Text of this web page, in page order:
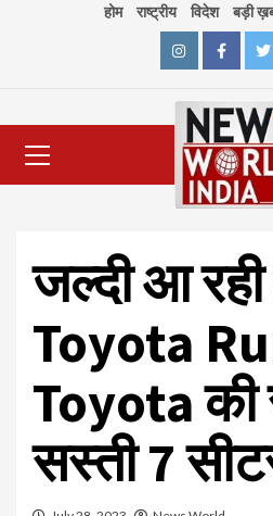
होम राष्ट्रीय विदेश बड़ी
Instagram
Menu
जल्दी आ
Toyota
Toyota
सस्ती 7